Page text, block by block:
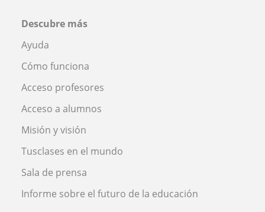
Descubre más
Ayuda
Cómo funciona
Acceso profesores
Acceso a alumnos
Misión y visión
Tusclases en el mundo
Sala de prensa
Informe sobre el futuro de la educación